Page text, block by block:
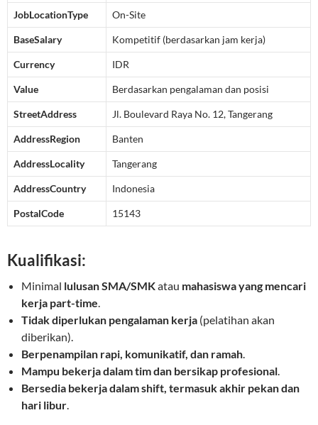
JobLocationType On-Site
BaseSalary Kompetitif (berdasarkan jam kerja)
Currency IDR
Value Berdasarkan pengalaman dan posisi
StreetAddress Jl. Boulevard Raya No. 12, Tangerang
AddressRegion Banten
AddressLocality Tangerang
AddressCountry Indonesia
PostalCode 15143
Kualifikasi:
Minimal lulusan SMA/SMKatau mahasiswa yang mencari
kerja part-time.
Tidak diperlukan pengalaman kerja (pelatihan akan
diberikan).
Berpenampilan rapi, komunikatif, dan ramah.
Mampu bekerja dalam tim dan bersikap profesional.
Bersedia bekerja dalam shift, termasuk akhir pekan dan
hari libur.